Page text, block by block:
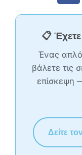
📋
Ένας
βάλετε τις
επίσκεψη
Δείτε